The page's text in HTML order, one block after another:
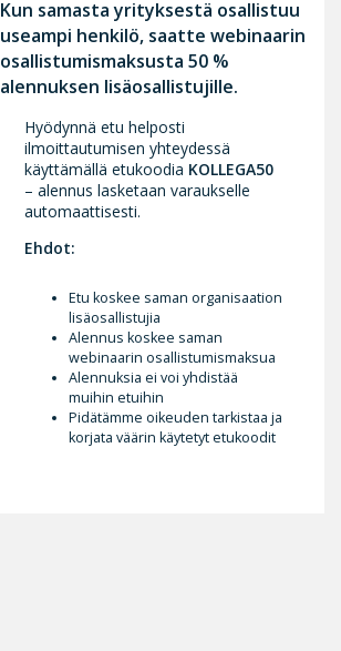
Kun samasta yrityksestä osallistuu
useampi henkilö, saatte webinaarin
osallistumismaksusta 50 %
alennuksen lisäosallistujille.
Hyödynnä etu helposti
ilmoittautumisen yhteydessä
käyttämällä etukoodia KOLLEGA50
– alennus lasketaan varaukselle
automaattisesti.
Ehdot:
Etu koskee saman organisaation
lisäosallistujia
Alennus koskee saman
webinaarin osallistumismaksua
Alennuksia ei voi yhdistää
muihin etuihin
Pidätämme oikeuden tarkistaa ja
korjata väärin käytetyt etukoodit